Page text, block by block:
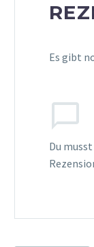
Es gibt
Du musst